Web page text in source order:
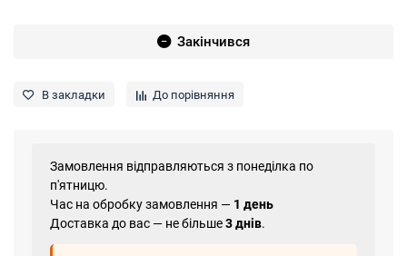
Закінчився
В закладки До порівняння
Замовлення відправляються з понеділка по
п'ятницю.
Час на обробку замовлення — 1 день
Доставка до вас — не більше3 днів.